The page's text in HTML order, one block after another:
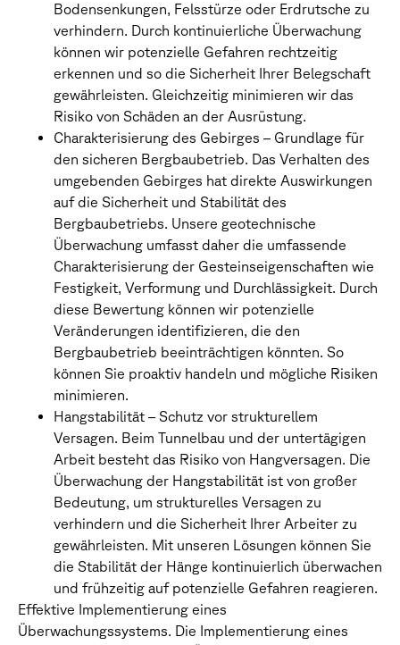
Bodensenkungen, Felsstürze oder Erdrutsche zu
verhindern. Durch kontinuierliche Überwachung
können wir potenzielle Gefahren rechtzeitig
erkennen und so die Sicherheit Ihrer Belegschaft
gewährleisten. Gleichzeitig minimieren wir das
Risiko von Schäden an der Ausrüstung.
Charakterisierung des Gebirges – Grundlage für
den sicheren Bergbaubetrieb. Das Verhalten des
umgebenden Gebirges hat direkte Auswirkungen
auf die Sicherheit und Stabilität des
Bergbaubetriebs. Unsere geotechnische
Überwachung umfasst daher die umfassende
Charakterisierung der Gesteinseigenschaften wie
Festigkeit, Verformung und Durchlässigkeit. Durch
diese Bewertung können wir potenzielle
Veränderungen identifizieren, die den
Bergbaubetrieb beeinträchtigen könnten. So
können Sie proaktiv handeln und mögliche Risiken
minimieren.
Hangstabilität – Schutz vor strukturellem
Versagen. Beim Tunnelbau und der untertägigen
Arbeit besteht das Risiko von Hangversagen. Die
Überwachung der Hangstabilität ist von großer
Bedeutung, um strukturelles Versagen zu
verhindern und die Sicherheit Ihrer Arbeiter zu
gewährleisten. Mit unseren Lösungen können Sie
die Stabilität der Hänge kontinuierlich überwachen
und frühzeitig auf potenzielle Gefahren reagieren.
Effektive Implementierung eines
Überwachungssystems. Die Implementierung eines